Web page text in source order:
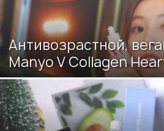
Антивозрастной,
Manyo V Collagen